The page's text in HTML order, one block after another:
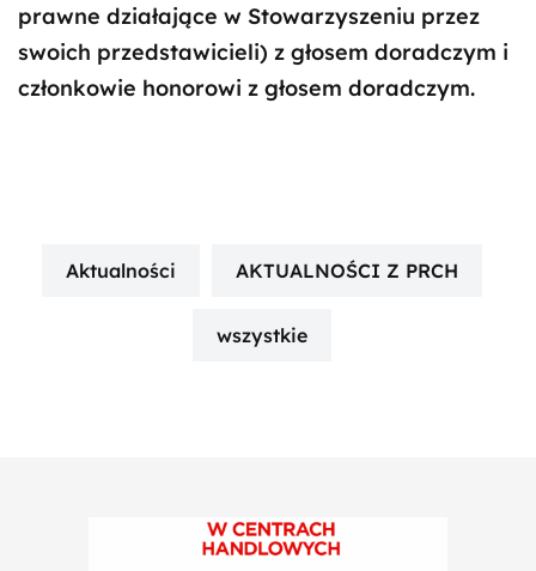
prawne działające w Stowarzyszeniu przez
swoich przedstawicieli) z głosem doradczym i
członkowie honorowi z głosem doradczym.
Aktualności AKTUALNOŚCI Z PRCH
wszystkie